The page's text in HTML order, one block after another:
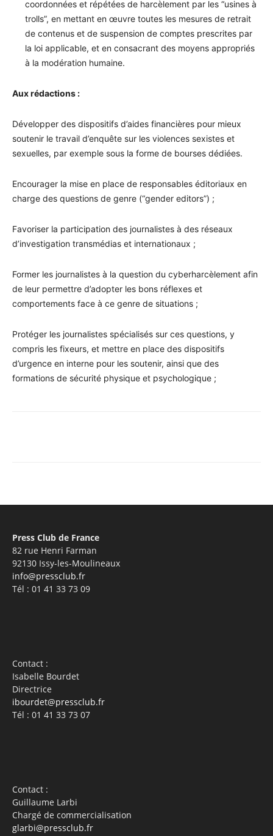
coordonnées et répétées de harcèlement par les “usines à
trolls”, en mettant en œuvre toutes les mesures de retrait
de contenus et de suspension de comptes prescrites par
la loi applicable, et en consacrant des moyens appropriés
à la modération humaine.
Aux rédactions :
Développer des dispositifs d’aides financières pour mieux
soutenir le travail d’enquête sur les violences sexistes et
sexuelles, par exemple sous la forme de bourses dédiées.
Encourager la mise en place de responsables éditoriaux en
charge des questions de genre (“gender editors”) ;
Favoriser la participation des journalistes à des réseaux
d’investigation transmédias et internationaux ;
Former les journalistes à la question du cyberharcèlement afin
de leur permettre d’adopter les bons réflexes et
comportements face à ce genre de situations ;
Protéger les journalistes spécialisés sur ces questions, y
compris les fixeurs, et mettre en place des dispositifs
d’urgence en interne pour les soutenir, ainsi que des
formations de sécurité physique et psychologique ;
Press Club de France
82 rue Henri Farman
92130 Issy-les-Moulineaux
info@pressclub.fr
Tél : 01 41 33 73 09
Contact :
Isabelle Bourdet
Directrice
ibourdet@pressclub.fr
Tél : 01 41 33 73 07
Contact :
Guillaume Larbi
Chargé de commercialisation
glarbi@pressclub.fr